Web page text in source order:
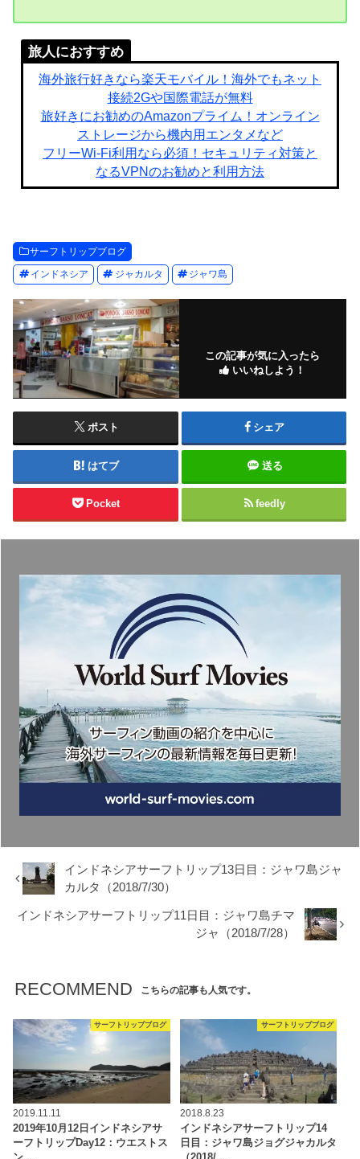
旅人におすすめ
海外旅行好きなら楽天モバイル！海外でもネット
接続2Gや国際電話が無料
旅好きにお勧めのAmazonプライム！オンライン
ストレージから機内用エンタメなど
フリーWi-Fi利用なら必須！セキュリティ対策と
なるVPNのお勧めと利用方法
サーフトリップブログ
インドネシア ジャカルタ ジャワ島
この記事が気に入ったら
いいねしよう！
ポスト シェア
はてブ 送る
Pocket feedly
インドネシアサーフトリップ13日目：ジャワ島ジャ
カルタ（2018/7/30）
インドネシアサーフトリップ11日目：ジャワ島チマ
ジャ（2018/7/28）
RECOMMEND こちらの記事も人気です。
サーフトリップブログ
2019.11.11
2019年10月12日インドネシアサ
ーフトリップDay12：ウエストス
サーフトリップブログ
2018.8.23
インドネシアサーフトリップ14
日目：ジャワ島ジョグジャカルタ